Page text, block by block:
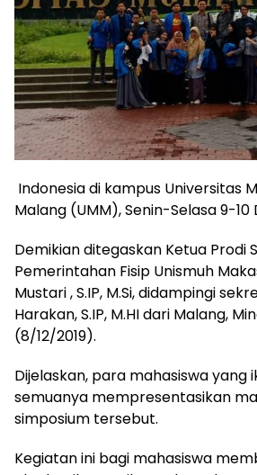
Indonesia di kampus Universitas
Malang (UMM), Senin-Selasa 9-10
Demikian ditegaskan Ketua Prodi
Pemerintahan Fisip Unismuh
Mustari , S.IP, M.Si, didampingi
Harakan, S.IP, M.HI dari Malang,
(8/12/2019).
Dijelaskan, para mahasiswa yang
semuanya mempresentasikan
simposium tersebut.
Kegiatan ini bagi mahasiswa